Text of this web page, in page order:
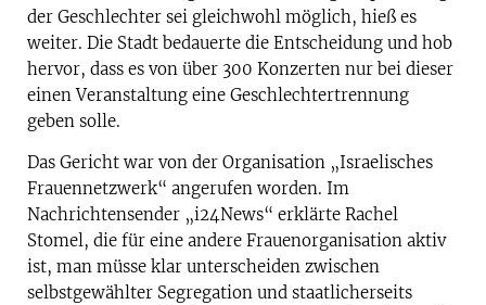
der Geschlechter sei gleichwohl möglich, hieß es
weiter. Die Stadt bedauerte die Entscheidung und hob
hervor, dass es von über 300 Konzerten nur bei dieser
einen Veranstaltung eine Geschlechtertrennung
geben solle.
Das Gericht war von der Organisation „Israelisches
Frauennetzwerk“ angerufen worden. Im
Nachrichtensender „i24News“ erklärte Rachel
Stomel, die für eine andere Frauenorganisation aktiv
ist, man müsse klar unterscheiden zwischen
selbstgewählter Segregation und staatlicherseits